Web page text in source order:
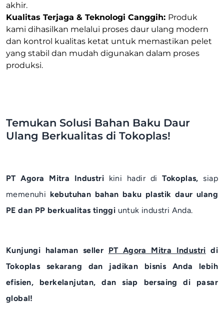
akhir.
Kualitas Terjaga & Teknologi Canggih: Produk
kami dihasilkan melalui proses daur ulang modern
dan kontrol kualitas ketat untuk memastikan pelet
yang stabil dan mudah digunakan dalam proses
produksi.
Temukan Solusi Bahan Baku Daur
Ulang Berkualitas di Tokoplas!
PT Agora Mitra Industri kini hadir diTokoplas, siap
memenuhi kebutuhan bahan baku plastik daur ulang
PE dan PP berkualitas tinggi untuk industri Anda.
Kunjungi halaman seller PT Agora Mitra Industri di
Tokoplas sekarang dan jadikan bisnis Anda lebih
efisien, berkelanjutan, dan siap bersaing di pasar
global!